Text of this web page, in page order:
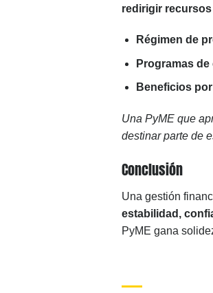
redirigir
Régimen de
Programas
Beneficios
Una PyME que
destinar parte de
Conclusión
Una gestión
estabilidad,
PyME gana